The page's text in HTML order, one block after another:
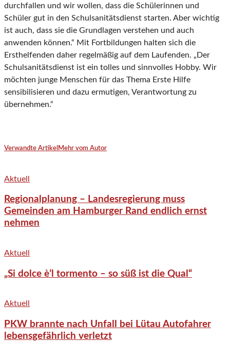
durchfallen und wir wollen, dass die Schülerinnen und
Schüler gut in den Schulsanitätsdienst starten. Aber wichtig
ist auch, dass sie die Grundlagen verstehen und auch
anwenden können.“ Mit Fortbildungen halten sich die
Ersthelfenden daher regelmäßig auf dem Laufenden. „Der
Schulsanitätsdienst ist ein tolles und sinnvolles Hobby. Wir
möchten junge Menschen für das Thema Erste Hilfe
sensibilisieren und dazu ermutigen, Verantwortung zu
übernehmen.“
Verwandte Artikel Mehr vom Autor
Aktuell
Regionalplanung – Landesregierung muss
Gemeinden am Hamburger Rand endlich ernst
nehmen
Aktuell
„Si dolce è’l tormento – so süß ist die Qual“
Aktuell
PKW brannte nach Unfall bei Lütau Autofahrer
lebensgefährlich verletzt